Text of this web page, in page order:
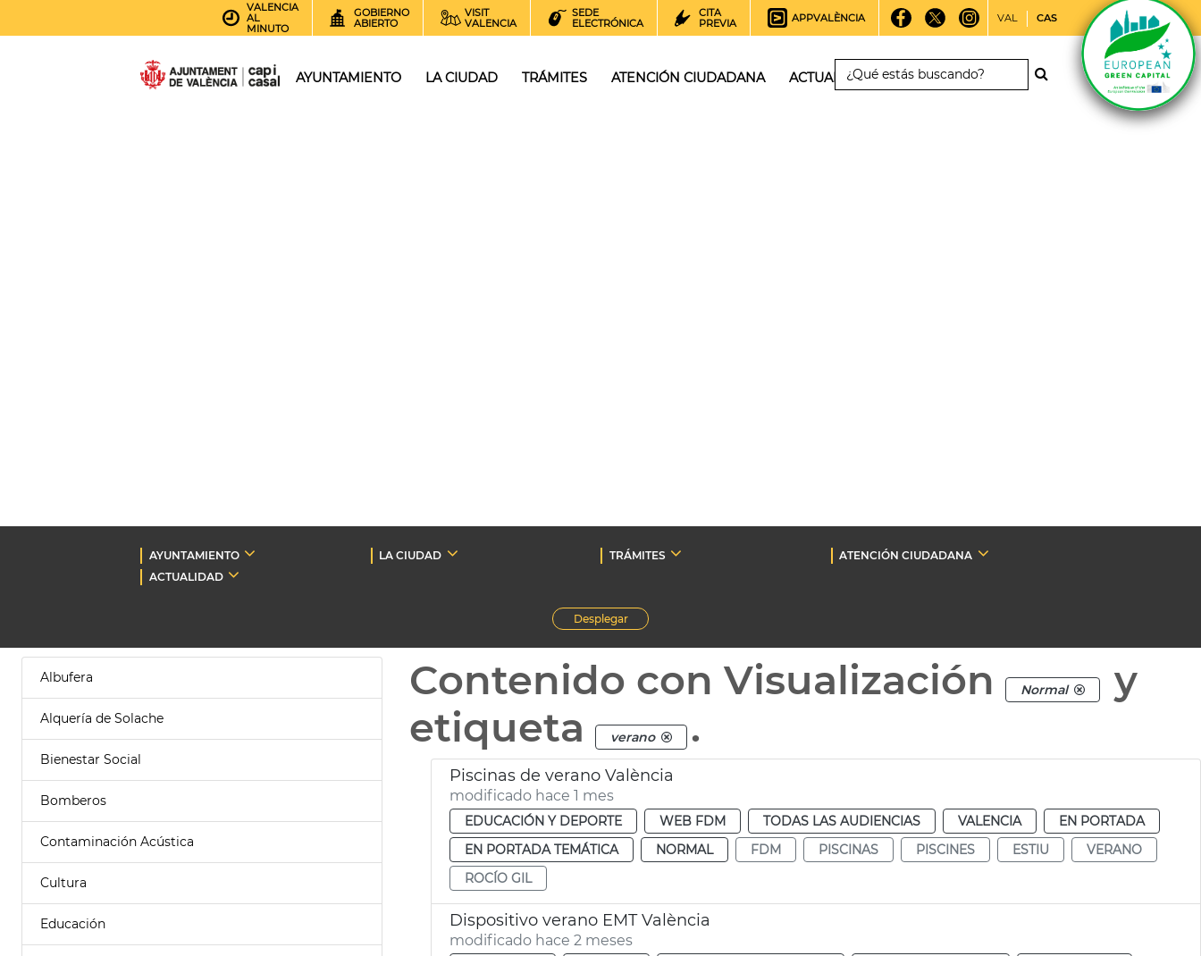
VALENCIA
AL
MINUTO
GOBIERNO
ABIERTO
VISIT
VALENCIA
SEDE
ELECTRÓNICA
CITA
PREVIA
APPVALÈNCIA VAL CAS
AYUNTAMIENTO LA CIUDAD TRÁMITES ATENCIÓN CIUDADANA ACTUALIDAD
AYUNTAMIENTO LA CIUDAD TRÁMITES
ATENCIÓN CIUDADANA
ACTUALIDAD
Desplegar
Albufera
Alquería de Solache
Bienestar Social
Bomberos
Contaminación Acústica
Cultura
Educación
Contenido con Visualización Normal
y
etiqueta
verano .
Piscinas de verano València
modificado hace 1 mes
EDUCACIÓN Y DEPORTE WEB FDM TODAS LAS AUDIENCIAS VALENCIA
EN PORTADA
EN PORTADA TEMÁTICA
NORMAL FDM PISCINAS PISCINES ESTIU
VERANO
ROCÍO GIL
Dispositivo verano EMT València
modificado hace 2 meses